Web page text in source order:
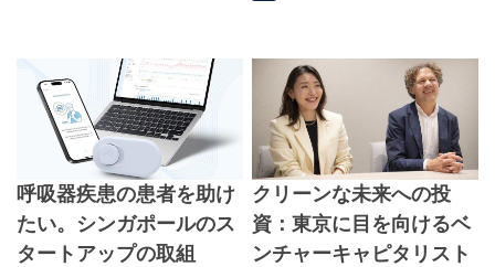
呼吸器疾患の患者を助け
たい。シンガポールのス
タートアップの取組
クリーンな未来への投
資：東京に目を向けるベ
ンチャーキャピタリスト